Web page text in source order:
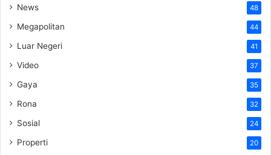
News 48
Megapolitan 44
Luar Negeri 41
Video 37
Gaya 35
Rona 32
Sosial 24
Properti 20